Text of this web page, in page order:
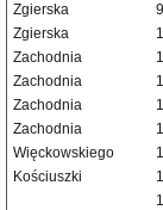
Zgierska
Zgierska
Zachodnia
Zachodnia
Zachodnia
Zachodnia
Więckowskiego
Kościuszki